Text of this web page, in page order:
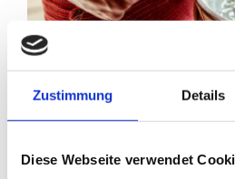
Zustimmung Details
Diese Webseite verwendet